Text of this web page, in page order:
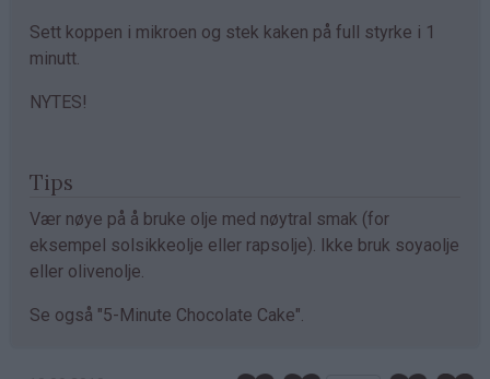
Sett koppen i mikroen og stek kaken på full styrke i 1
minutt.
NYTES!
Tips
Vær nøye på å bruke olje med nøytral smak (for
eksempel solsikkeolje eller rapsolje). Ikke bruk soyaolje
eller olivenolje.
Se også "5-Minute Chocolate Cake".